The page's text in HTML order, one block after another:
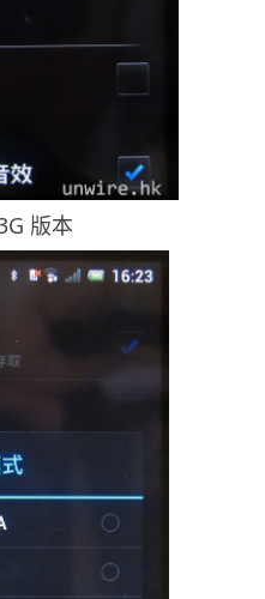
版本